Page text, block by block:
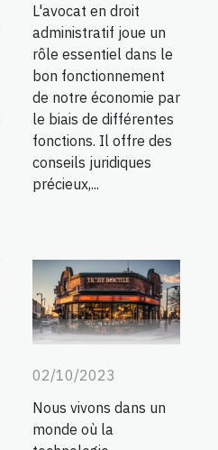
L'avocat en droit
administratif joue un
rôle essentiel dans le
bon fonctionnement
de notre économie par
le biais de différentes
fonctions. Il offre des
conseils juridiques
précieux,...
02/10/2023
Nous vivons dans un
monde où la